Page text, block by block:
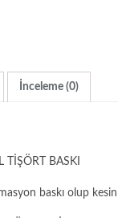
İnceleme (0)
TİŞÖRT BASKI
baskı olup